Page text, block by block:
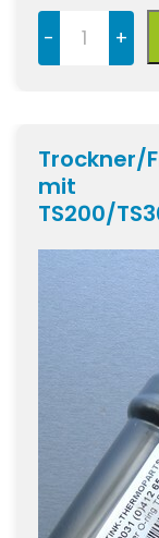
- +
Trockner/
mit
TS200/